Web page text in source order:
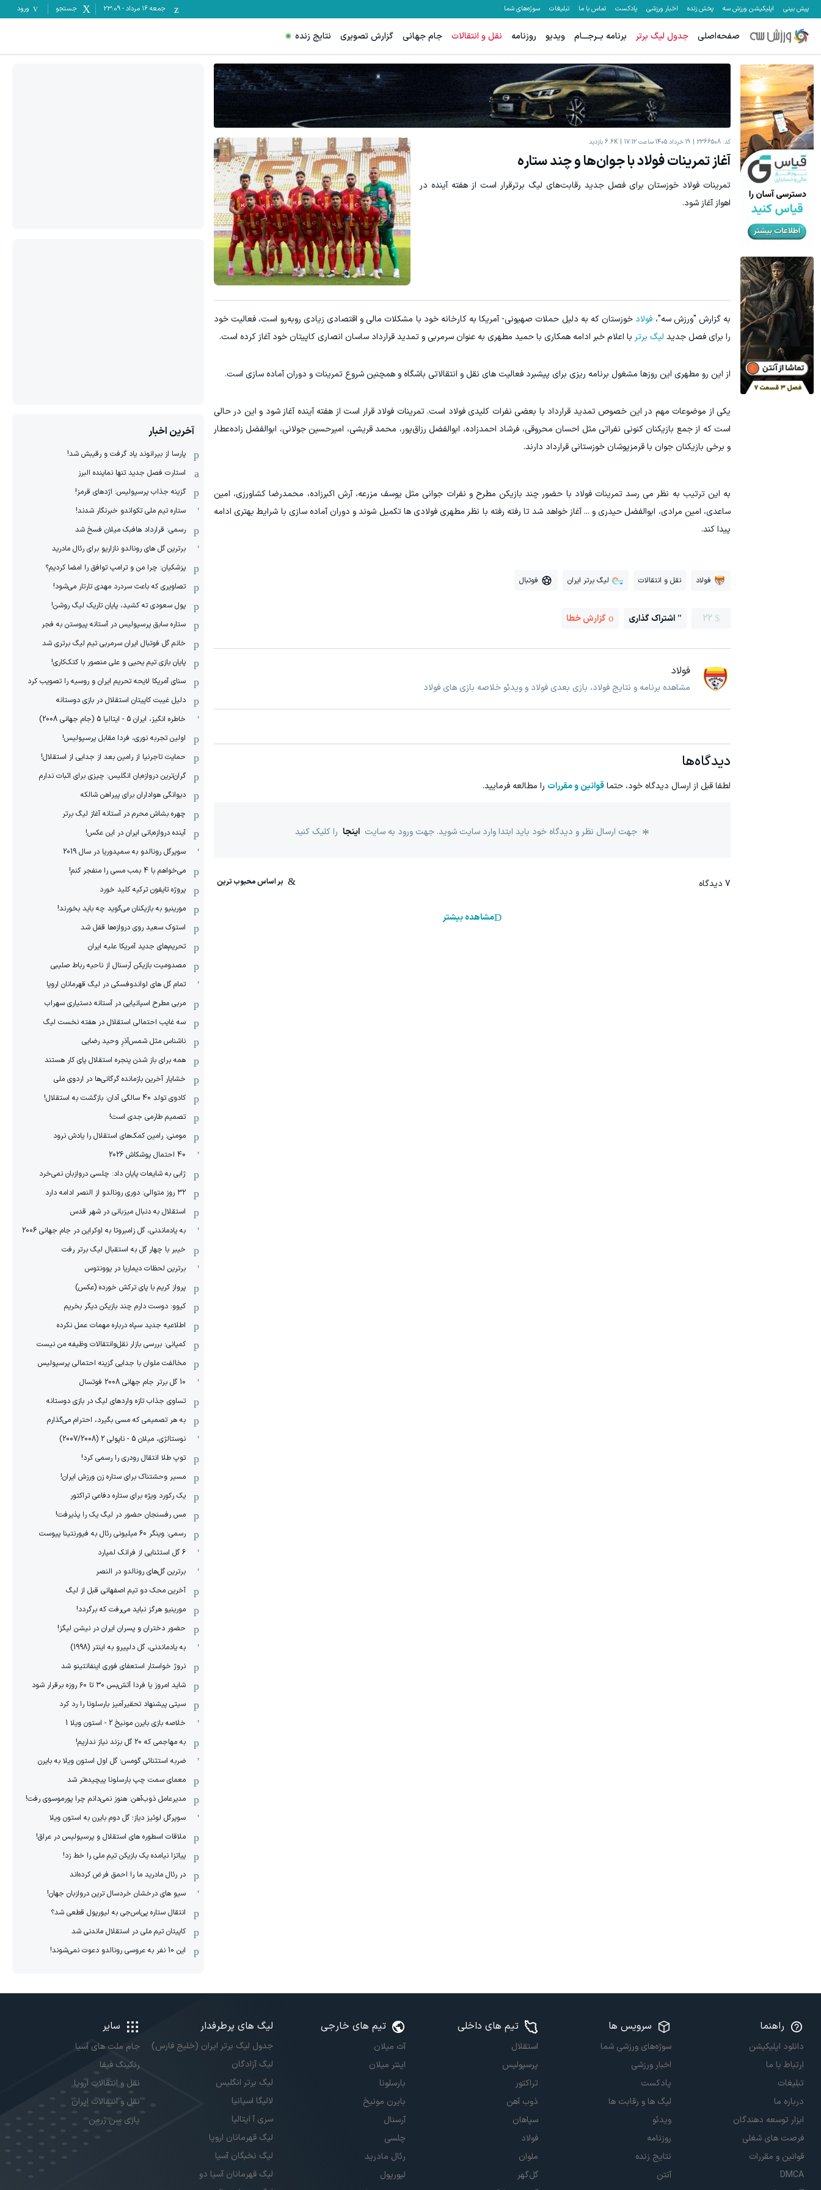
پیش بینی اپلیکیشن ورزش سه پخش زنده اخبار ورزشی پادکست تماس با ما تبلیغات سوژه‌های شما جمعه ۱۶ مرداد -
23:09 جستجو ورود
صفحه‌اصلی جدول لیگ برتر برنامه بــرجـــام ویدیو روزنامه نقل و انتقالات جام جهانی گزارش تصویری نتایج زنده
کد: 2366508 19 خرداد 1405 ساعت 17:12 6.6K بازدید
آغاز تمرینات فولاد با جوان‌ها و چند ستاره
تمرینات فولاد خوزستان برای فصل جدید رقابت‌های لیگ برترقرار است از هفته آینده در
اهواز آغاز شود.
به گزارش "ورزش سه"، فولاد خوزستان که به دلیل حملات صهیونی- آمریکا به کارخانه خود با مشکلات مالی و اقتصادی زیادی روبه‌رو است، فعالیت خود
را برای فصل جدید لیگ برتر با اعلام خبر ادامه همکاری با حمید مطهری به عنوان سرمربی و تمدید قرارداد ساسان انصاری کاپیتان خود آغاز کرده است.
از این رو مطهری این روزها مشغول برنامه ریزی برای پیشبرد فعالیت های نقل و انتقالاتی باشگاه و همچنین شروع تمرینات و دوران آماده سازی است.
یکی از موضوعات مهم در این خصوص تمدید قرارداد با بعضی نفرات کلیدی فولاد است. تمرینات فولاد قرار است از هفته آینده آغاز شود و این در حالی
است که از جمع بازیکنان کنونی نفراتی مثل احسان محروقی، فرشاد احمدزاده، ابوالفضل رزاق‌پور، محمد قریشی، امیرحسین جولانی، ابوالفضل زاده‌عطار
و برخی بازیکنان جوان با قرمزپوشان خوزستانی قرارداد دارند.
به این ترتیب به نظر می رسد تمرینات فولاد با حضور چند بازیکن مطرح و نفرات جوانی مثل یوسف مزرعه، آرش اکبرزاده، محمدرضا کشاورزی، امین
ساعدی، امین مرادی، ابوالفضل حیدری و ... آغاز خواهد شد تا رفته رفته با نظر مطهری فولادی ها تکمیل شوند و دوران آماده سازی با شرایط بهتری ادامه
پیدا کند.
فولاد نقل و انتقالات لیگ برتر ایران فوتبال
22 اشتراک گذاری گزارش خطا
فولاد
مشاهده برنامه و نتایج فولاد، بازی بعدی فولاد و ویدئو خلاصه بازی های فولاد
دیدگاه‌ها
لطفا قبل از ارسال دیدگاه خود، حتماقوانین و مقررات را مطالعه فرمایید.
جهت ارسال نظر و دیدگاه خود باید ابتدا وارد سایت شوید. جهت ورود به سایت اینجا را کلیک کنید
7 دیدگاه
مشاهده بیشتر
آخرین اخبار
پارسا از بیرانوند یاد گرفت و رقیبش شد!
استارت فصل جدید تنها نماینده البرز
گزینه جذاب پرسپولیس: اژدهای قرمز!
ستاره تیم ملی تکواندو خبرنگار شدند!
رسمی: قرارداد هافبک میلان فسخ شد
برترین گل های رونالدو نازاریو برای رئال مادرید
پزشکیان: چرا من و ترامپ توافق را امضا کردیم؟
تصاویری که باعث سردرد مهدی تارتار می‌شود!
پول سعودی ته کشید، پایان تاریک لیگ روشن!
ستاره سابق پرسپولیس در آستانه پیوستن به فجر
خانم گل فوتبال ایران سرمربی تیم لیگ برتری شد
پایان بازی تیم یحیی و علی منصور با کتک‌کاری!
سنای آمریکا لایحه تحریم ایران و روسیه را تصویب کرد
دلیل غیبت کاپیتان استقلال در بازی دوستانه
خاطره انگیز، ایران 5 - ایتالیا 5 (جام جهانی 2008)
اولین تجربه نوری، فردا مقابل پرسپولیس!
حمایت تاجرنیا از رامین بعد از جدایی از استقلال!
گران‌ترین دروازه‌بان انگلیس: چیزی برای اثبات ندارم
دیوانگی هواداران برای پیراهن شالکه
چهره بشاش محرم در آستانه آغاز لیگ برتر
آینده دروازه‌بانی ایران در این عکس!
سوپرگل رونالدو به سمپدوریا در سال 2019
می‌خواهم با 4 بمب مسی را منفجر کنم!
پروژه تایفون ترکیه کلید خورد
مورینیو به بازیکنان می‌گوید چه باید بخورند!
استوک سعید روی دروازه‌ها قفل شد
تحریم‌های جدید آمریکا علیه ایران
مصدومیت بازیکن آرسنال از ناحیه رباط صلیبی
تمام گل های لواندوفسکی در لیگ قهرمانان اروپا
مربی مطرح اسپانیایی در آستانه دستیاری سهراب
سه غایب احتمالی استقلال در هفته نخست لیگ
ناشناس مثل شمس‌آذرِ وحید رضایی
همه برای باز شدن پنجره استقلال پای کار هستند
خشایار آخرین بازمانده گرگانی‌ها در اردوی ملی
کادوی تولد 40 سالگی آدان: بازگشت به استقلال!
تصمیم طارمی جدی است!
مومنی: رامین کمک‌های استقلال را یادش نرود
40 احتمال پوشکاش 2026
ژابی به شایعات پایان داد: چلسی دروازبان نمی‌خرد
۳۲ روز متوالی: دوری رونالدو از النصر ادامه دارد
استقلال به دنبال میزبانی در شهر قدس
به یادماندنی، گل زامبروتا به اوکراین در جام جهانی 2006
خیبر با چهار گل به استقبال لیگ برتر رفت
برترین لحظات دیماریا در یوونتوس
پرواز کریم با پای ترکش خورده (عکس)
کیوو: دوست دارم چند بازیکن دیگر بخریم
اطلاعیه جدید سپاه درباره مهمات عمل نکرده
کمپانی: بررسی بازار نقل‌وانتقالات وظیفه من نیست
مخالفت ملوان با جدایی گزینه احتمالی پرسپولیس
10 گل برتر جام جهانی 2008 فوتسال
تساوی جذاب تازه واردهای لیگ در بازی دوستانه
به هر تصمیمی که مسی بگیرد، احترام می‌گذارم
نوستالژی، میلان 5 - ناپولی 2 (2007/2008)
توپ طلا انتقال رودری را رسمی کرد!
مسیر وحشتناک برای ستاره زن ورزش ایران!
یک رکورد ویژه برای ستاره دفاعی تراکتور
مس رفسنجان حضور در لیگ یک را پذیرفت!
رسمی: وینگر 60 میلیونی رئال به فیورنتینا پیوست
6 گل استثنایی از فرانک لمپارد
برترین گل‌های رونالدو در النصر
آخرین محک دو تیم اصفهانی قبل از لیگ
مورینیو هرگز نباید می‌رفت که برگردد!
حضور دختران و پسران ایران در نیشن لیگز!
به یادماندنی، گل دلپیرو به اینتر (1998)
نروژ خواستار استعفای فوری اینفانتینو شد
شاید امروز یا فردا آتش‌بس ۳۰ تا ۶۰ روزه برقرار شود
سیتی پیشنهاد تحقیرآمیز بارسلونا را رد کرد
خلاصه بازی بایرن مونیخ 2 - استون ویلا 1
به مهاجمی که 20 گل بزند نیاز نداریم!
ضربه استثنائی گومس؛ گل اول استون ویلا به بایرن
معمای سمت چپ بارسلونا پیچیده‌تر شد
مدیرعامل ذوب‌آهن: هنوز نمی‌دانم چرا پورموسوی رفت!
سوپرگل لوئیز دیاز؛ گل دوم بایرن به استون ویلا
ملاقات اسطوره های استقلال و پرسپولیس در عراق!
پیاتزا نیامده یک بازیکن تیم ملی را خط زد!
در رئال مادرید ما را احمق فرض کرده‌اند
سیو های درخشان خردسال ترین دروازبان جهان!
انتقال ستاره پی‌اس‌جی به لیورپول قطعی شد؟
کاپیتان تیم ملی در استقلال ماندنی شد
این 10 نفر به عروسی رونالدو دعوت نمی‌شوند!
راهنما
دانلود اپلیکیشن
ارتباط با ما
تبلیغات
درباره ما
ابزار توسعه دهندگان
فرصت های شغلی
قوانین و مقررات
DMCA
سرویس ها
سوژه‌های ورزشی شما
اخبار ورزشی
پادکست
لیگ ها و رقابت ها
ویدئو
روزنامه
نتایج زنده
آنتن
تیم های داخلی
استقلال
پرسپولیس
تراکتور
ذوب آهن
سپاهان
فولاد
ملوان
گل‌گهر
تیم های خارجی
آث میلان
اینتر میلان
بارسلونا
بایرن مونیخ
آرسنال
چلسی
رئال مادرید
لیورپول
لیگ های پرطرفدار
جدول لیگ برتر ایران (خلیج فارس)
لیگ آزادگان
لیگ برتر انگلیس
لالیگا اسپانیا
سری آ ایتالیا
لیگ قهرمانان اروپا
لیگ نخبگان آسیا
لیگ قهرمانان آسیا دو
سایر
جام ملت های آسیا
رنکینگ فیفا
نقل و انتقالات اروپا
نقل و انتقالات ایران
پاری سن ژرمن